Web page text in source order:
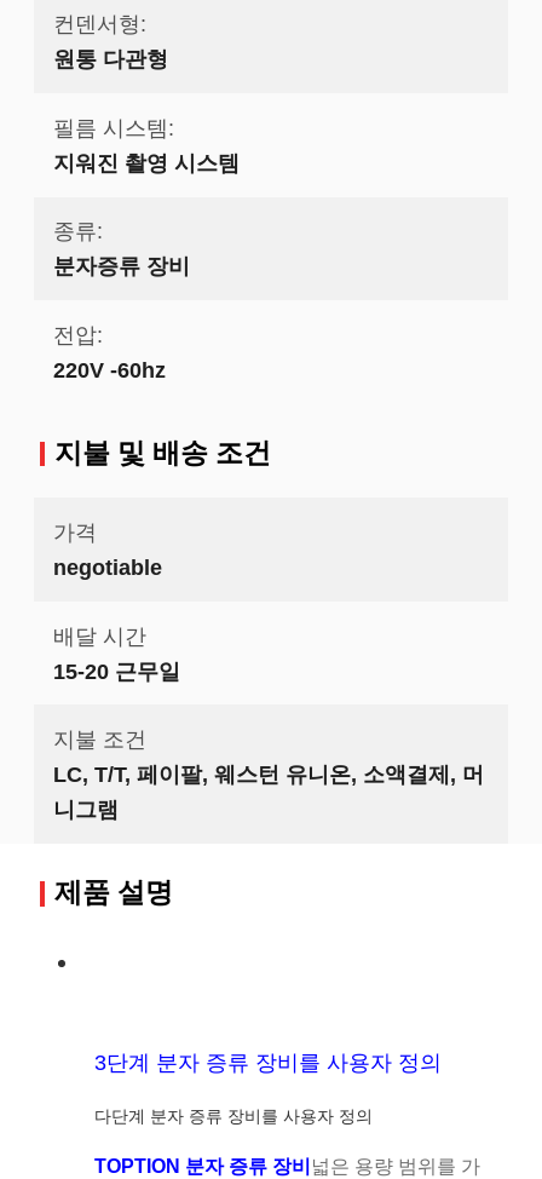
컨덴서형:
원통 다관형
필름 시스템:
지워진 촬영 시스템
종류:
분자증류 장비
전압:
220V -60hz
지불 및 배송 조건
가격
negotiable
배달 시간
15-20 근무일
지불 조건
LC, T/T, 페이팔, 웨스턴 유니온, 소액결제, 머
니그램
제품 설명
3단계 분자 증류 장비를 사용자 정의
다단계 분자 증류 장비를 사용자 정의
TOPTION 분자 증류 장비 넓은 용량 범위를 가